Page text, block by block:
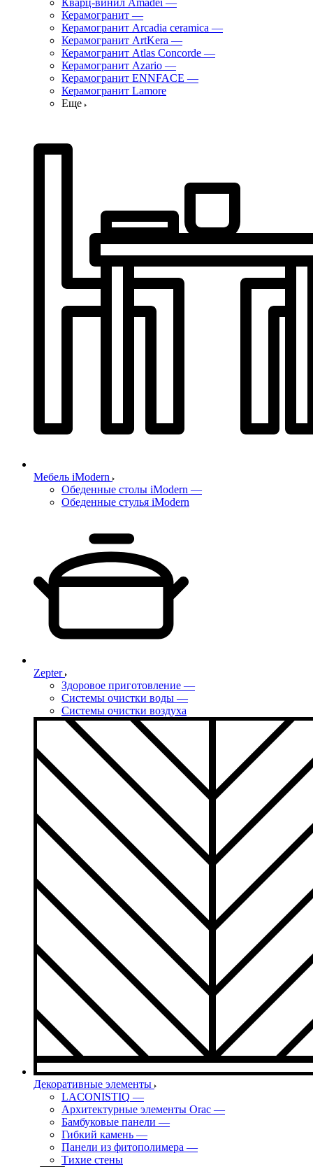
Кварц-винил Amadei —
Керамогранит —
Керамогранит Arcadia ceramica —
Керамогранит ArtKera —
Керамогранит Atlas Concorde —
Керамогранит Azario —
Керамогранит ENNFACE —
Керамогранит Lamore
Еще
Мебель iModern
Обеденные столы iModern —
Обеденные стулья iModern
Zepter
Здоровое приготовление —
Системы очистки воды —
Системы очистки воздуха
Декоративные элементы
LACONISTIQ —
Архитектурные элементы Orac —
Бамбуковые панели —
Гибкий камень —
Панели из фитополимера —
Тихие стены